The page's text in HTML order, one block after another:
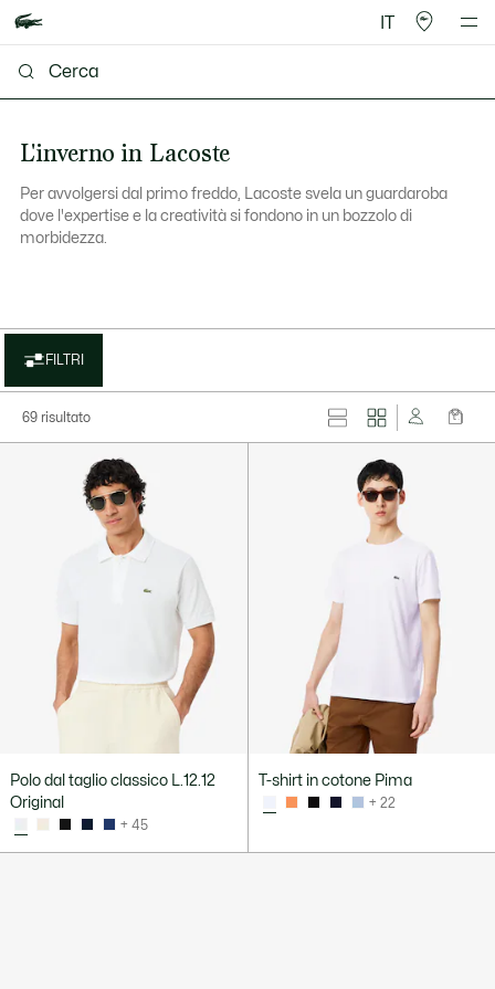
IT
L'inverno in Lacoste
Per avvolgersi dal primo freddo, Lacoste svela un guardaroba
dove l'expertise e la creatività si fondono in un bozzolo di
morbidezza.
FILTRI
69 risultato
Polo dal taglio classico L.12.12
Original
+ 45
T-shirt in cotone Pima
+ 22